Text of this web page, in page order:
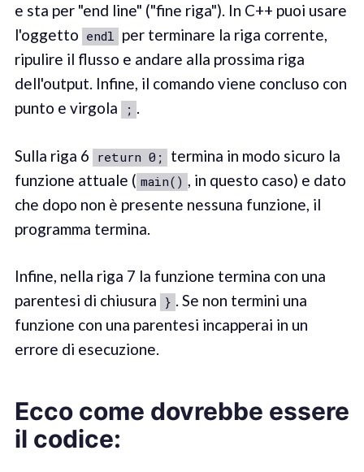
e sta per "end line" ("fine riga"). In C++ puoi usare
l'oggetto endl per terminare la riga corrente,
ripulire il flusso e andare alla prossima riga
dell'output. Infine, il comando viene concluso con
punto e virgola
; .
Sulla riga 6 return 0;
termina in modo sicuro la
funzione attuale ( main() , in questo caso) e dato
che dopo non è presente nessuna funzione, il
programma termina.
Infine, nella riga 7 la funzione termina con una
parentesi di chiusura } . Se non termini una
funzione con una parentesi incapperai in un
errore di esecuzione.
Ecco come dovrebbe essere
il codice: